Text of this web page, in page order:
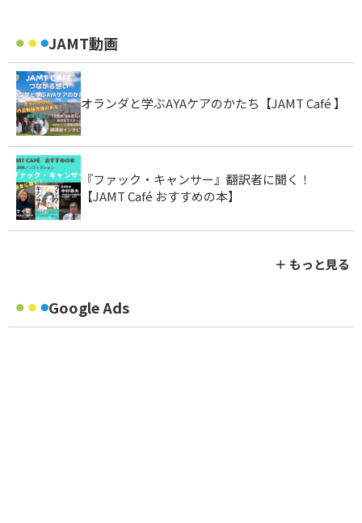
JAMT動画
オランダと学ぶAYAケアのかたち【JAMT Café 】
『ファック・キャンサー』翻訳者に聞く！
【JAMT Café おすすめの本】
＋ もっと見る
Google Ads